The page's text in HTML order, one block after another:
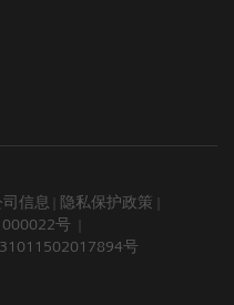
信息
隐私保护政策
号
号